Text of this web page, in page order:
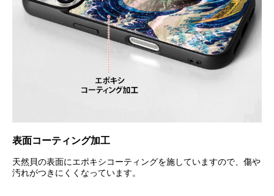
表面コーティング加工
天然貝の表面にエポキシコーティングを施していますので、傷や
汚れがつきにくくなっています。